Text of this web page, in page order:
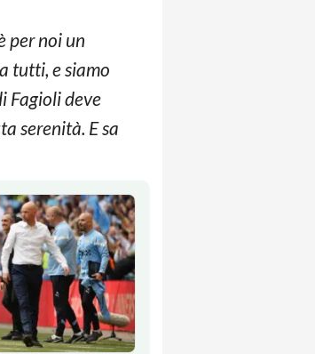
per noi un
tutti, e siamo
Fagioli deve
serenità. E sa